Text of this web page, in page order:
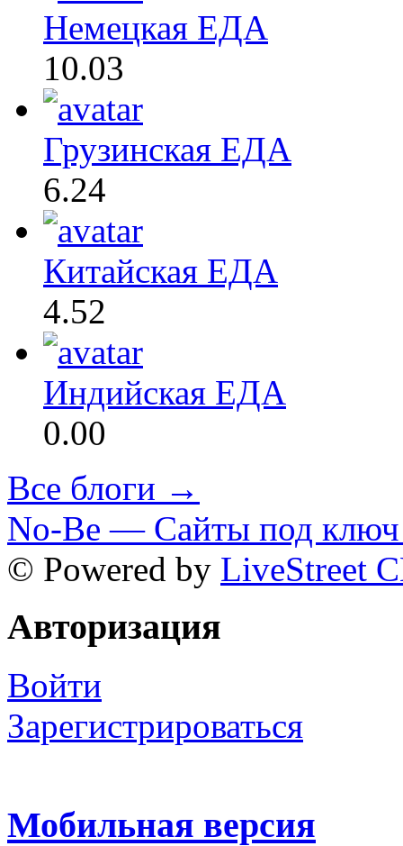
Немецкая ЕДА
10.03
Грузинская ЕДА
6.24
Китайская ЕДА
4.52
Индийская ЕДА
0.00
Все блоги →
No-Be — Сайты под ключ
© Powered by LiveStreet
Авторизация
Войти
Зарегистрироваться
Мобильная версия